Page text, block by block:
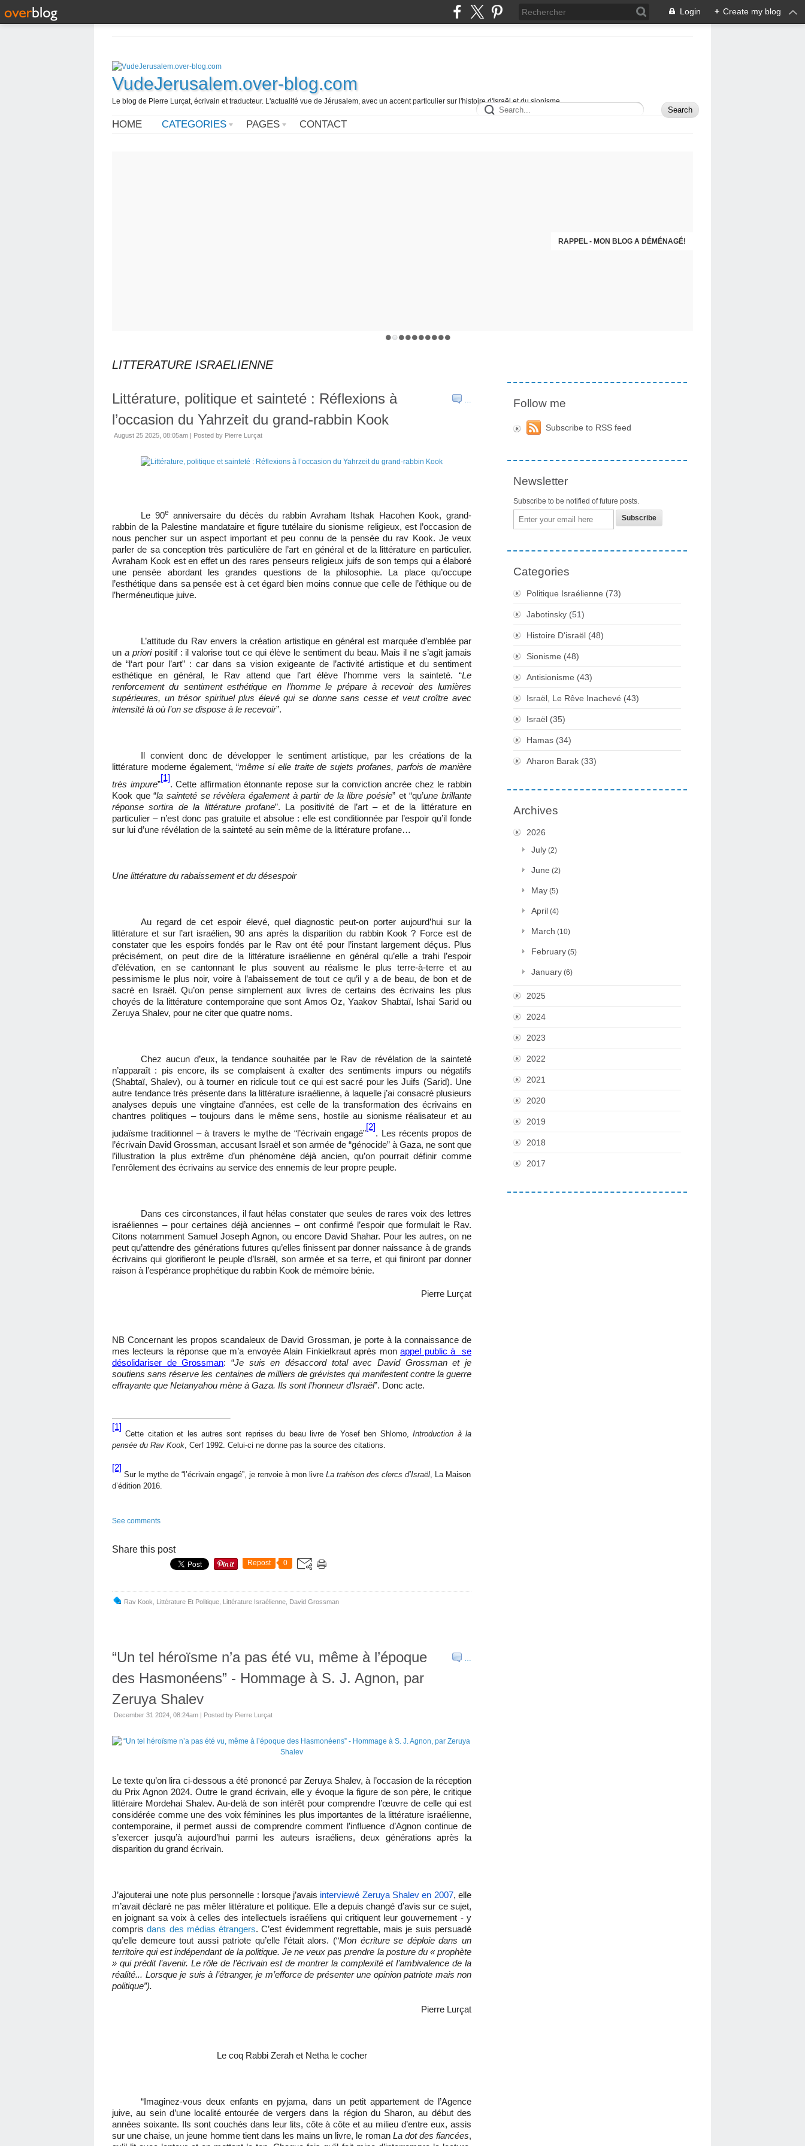
Login + Create my blog
VudeJerusalem.over-blog.com
Le blog de Pierre Lurçat, écrivain et traducteur. L'actualité vue de Jérusalem, avec un accent particulier sur l'histoire d'Israël et du sionisme.
HOME CATEGORIES PAGES CONTACT
RAPPEL - MON BLOG A DÉMÉNAGÉ!
LITTERATURE ISRAELIENNE
…
Littérature, politique et sainteté : Réflexions à
l’occasion du Yahrzeit du grand-rabbin Kook
August 25 2025, 08:05am | Posted by Pierre Lurçat
Le 90e anniversaire du décès du rabbin Avraham Itshak Hacohen Kook, grand-
rabbin de la Palestine mandataire et figure tutélaire du sionisme religieux, est l’occasion de
nous pencher sur un aspect important et peu connu de la pensée du rav Kook. Je veux
parler de sa conception très particulière de l’art en général et de la littérature en particulier.
Avraham Kook est en effet un des rares penseurs religieux juifs de son temps qui a élaboré
une pensée abordant les grandes questions de la philosophie. La place qu’occupe
l’esthétique dans sa pensée est à cet égard bien moins connue que celle de l’éthique ou de
l’herméneutique juive.
L’attitude du Rav envers la création artistique en général est marquée d’emblée par
un a prioripositif : il valorise tout ce qui élève le sentiment du beau. Mais il ne s’agit jamais
de “l‘art pour l’art” : car dans sa vision exigeante de l’activité artistique et du sentiment
esthétique en général, le Rav attend que l’art élève l’homme vers la sainteté. “Le
renforcement du sentiment esthétique en l’homme le prépare à recevoir des lumières
supérieures, un trésor spirituel plus élevé qui se donne sans cesse et veut croître avec
intensité là où l’on se dispose à le recevoir”.
Il convient donc de développer le sentiment artistique, par les créations de la
littérature moderne également, “même si elle traite de sujets profanes, parfois de manière
très impure”
[1]
. Cette affirmation étonnante repose sur la conviction ancrée chez le rabbin
Kook que “la sainteté se révèlera également à partir de la libre poésie” et “qu’une brillante
réponse sortira de la littérature profane”. La positivité de l’art – et de la littérature en
particulier – n’est donc pas gratuite et absolue : elle est conditionnée par l’espoir qu’il fonde
sur lui d’une révélation de la sainteté au sein même de la littérature profane…
Une littérature du rabaissement et du désespoir
Au regard de cet espoir élevé, quel diagnostic peut-on porter aujourd’hui sur la
littérature et sur l’art israélien, 90 ans après la disparition du rabbin Kook ? Force est de
constater que les espoirs fondés par le Rav ont été pour l’instant largement déçus. Plus
précisément, on peut dire de la littérature israélienne en général qu’elle a trahi l’espoir
d’élévation, en se cantonnant le plus souvent au réalisme le plus terre-à-terre et au
pessimisme le plus noir, voire à l’abaissement de tout ce qu’il y a de beau, de bon et de
sacré en Israël. Qu’on pense simplement aux livres de certains des écrivains les plus
choyés de la littérature contemporaine que sont Amos Oz, Yaakov Shabtaï, Ishai Sarid ou
Zeruya Shalev, pour ne citer que quatre noms.
Chez aucun d’eux, la tendance souhaitée par le Rav de révélation de la sainteté
n’apparaît : pis encore, ils se complaisent à exalter des sentiments impurs ou négatifs
(Shabtaï, Shalev), ou à tourner en ridicule tout ce qui est sacré pour les Juifs (Sarid). Une
autre tendance très présente dans la littérature israélienne, à laquelle j’ai consacré plusieurs
analyses depuis une vingtaine d’années, est celle de la transformation des écrivains en
chantres politiques – toujours dans le même sens, hostile au sionisme réalisateur et au
judaïsme traditionnel – à travers le mythe de “l’écrivain engagé”
[2]
. Les récents propos de
l’écrivain David Grossman, accusant Israël et son armée de “génocide” à Gaza, ne sont que
l’illustration la plus extrême d’un phénomène déjà ancien, qu’on pourrait définir comme
l’enrôlement des écrivains au service des ennemis de leur propre peuple.
Dans ces circonstances, il faut hélas constater que seules de rares voix des lettres
israéliennes – pour certaines déjà anciennes – ont confirmé l’espoir que formulait le Rav.
Citons notamment Samuel Joseph Agnon, ou encore David Shahar. Pour les autres, on ne
peut qu’attendre des générations futures qu’elles finissent par donner naissance à de grands
écrivains qui glorifieront le peuple d’Israël, son armée et sa terre, et qui finiront par donner
raison à l’espérance prophétique du rabbin Kook de mémoire bénie.
Pierre Lurçat
NB Concernant les propos scandaleux de David Grossman, je porte à la connaissance de
mes lecteurs la réponse que m’a envoyée Alain Finkielkraut après monappel public à se
désolidariser de Grossman: “Je suis en désaccord total avec David Grossman et je
soutiens sans réserve les centaines de milliers de grévistes qui manifestent contre la guerre
effrayante que Netanyahou mène à Gaza. Ils sont l’honneur d’Israël”. Donc acte.
[1]
Cette citation et les autres sont reprises du beau livre de Yosef ben Shlomo,Introduction à la
pensée du Rav Kook , Cerf 1992. Celui-ci ne donne pas la source des citations.
[2]
Sur le mythe de “l’écrivain engagé”, je renvoie à mon livre La trahison des clercs d’Israël , La Maison
d’édition 2016.
See comments
Share this post
Repost 0
Rav Kook Littérature Et Politique Littérature Israélienne David Grossman
“Un tel héroïsme n’a pas été vu, même à l’époque
des Hasmonéens” - Hommage à S. J. Agnon, par
Zeruya Shalev
December 31 2024, 08:24am | Posted by Pierre Lurçat
Le texte qu’on lira ci-dessous a été prononcé par Zeruya Shalev, à l’occasion de la réception
du Prix Agnon 2024. Outre le grand écrivain, elle y évoque la figure de son père, le critique
littéraire Mordehai Shalev. Au-delà de son intérêt pour comprendre l’œuvre de celle qui est
considérée comme une des voix féminines les plus importantes de la littérature israélienne,
contemporaine, il permet aussi de comprendre comment l’influence d’Agnon continue de
s’exercer jusqu’à aujourd’hui parmi les auteurs israéliens, deux générations après la
disparition du grand écrivain.
J’ajouterai une note plus personnelle : lorsque j’avais interviewé Zeruya Shalev en 2007, elle
m’avait déclaré ne pas mêler littérature et politique. Elle a depuis changé d’avis sur ce sujet,
en joignant sa voix à celles des intellectuels israéliens qui critiquent leur gouvernement - y
comprisdans des médias étrangers. C’est évidemment regrettable, mais je suis persuadé
qu’elle demeure tout aussi patriote qu’elle l’était alors. (“Mon écriture se déploie dans un
territoire qui est indépendant de la politique. Je ne veux pas prendre la posture du « prophète
» qui prédit l’avenir. Le rôle de l’écrivain est de montrer la complexité et l’ambivalence de la
réalité... Lorsque je suis à l’étranger, je m’efforce de présenter une opinion patriote mais non
politique”).
Pierre Lurçat
Le coq Rabbi Zerah et Netha le cocher
“Imaginez-vous deux enfants en pyjama, dans un petit appartement de l’Agence
juive, au sein d’une localité entourée de vergers dans la région du Sharon, au début des
années soixante. Ils sont couchés dans leur lits, côte à côte et au milieu d’entre eux, assis
sur une chaise, un jeune homme tient dans les mains un livre, le roman La dot des fiancées,
Follow me
Subscribe to RSS feed
Newsletter
Subscribe to be notified of future posts.
Email
Categories
Politique Israélienne (73)
Jabotinsky (51)
Histoire D'israël (48)
Sionisme (48)
Antisionisme (43)
Israël, Le Rêve Inachevé (43)
Israël (35)
Hamas (34)
Aharon Barak (33)
Archives
2026
July (2)
June (2)
May (5)
April (4)
March (10)
February (5)
January (6)
2025
2024
2023
2022
2021
2020
2019
2018
2017